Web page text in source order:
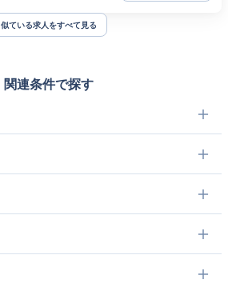
似ている求人をすべて見る
関連条件で探す